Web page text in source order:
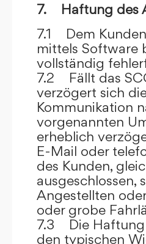
7. Haftung des
7.1 Dem
mittels Software
vollständig
7.2 Fällt das
verzögert sich
Kommunikation
vorgenannten
erheblich
E-Mail oder
des Kunden,
ausgeschlossen,
Angestellten
oder grobe
7.3 Die Haftung
den typischen